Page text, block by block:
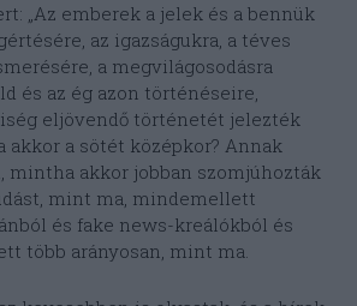
„Az emberek a jelek és a bennük
az igazságukra, a téves
a megvilágosodásra
és az ég azon történéseire,
eljövendő történetét jelezték
akkor a sötét középkor? Annak
mintha akkor jobban szomjúhozták
mint ma, mindemellett
és fake news-kreálókból és
több arányosan, mint ma.